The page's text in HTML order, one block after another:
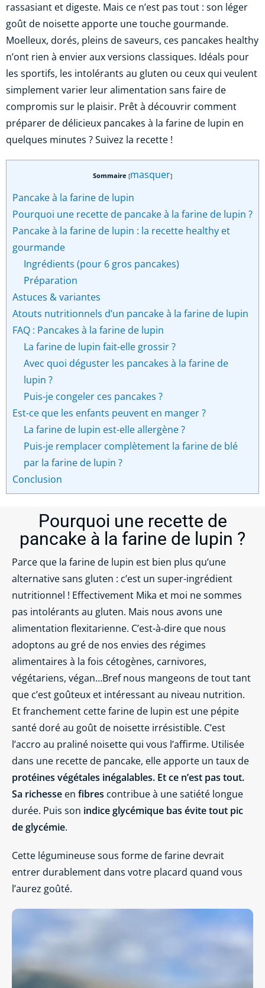
rassasiant et digeste. Mais ce n’est pas tout : son léger
goût de noisette apporte une touche gourmande.
Moelleux, dorés, pleins de saveurs, ces pancakes healthy
n’ont rien à envier aux versions classiques. Idéals pour
les sportifs, les intolérants au gluten ou ceux qui veulent
simplement varier leur alimentation sans faire de
compromis sur le plaisir. Prêt à découvrir comment
préparer de délicieux pancakes à la farine de lupin en
quelques minutes ? Suivez la recette !
Sommaire [masquer]
Pancake à la farine de lupin
Pourquoi une recette de pancake à la farine de lupin ?
Pancake à la farine de lupin : la recette healthy et
gourmande
Ingrédients (pour 6 gros pancakes)
Préparation
Astuces & variantes
Atouts nutritionnels d’un pancake à la farine de lupin
FAQ : Pancakes à la farine de lupin
La farine de lupin fait-elle grossir ?
Avec quoi déguster les pancakes à la farine de
lupin ?
Puis-je congeler ces pancakes ?
Est-ce que les enfants peuvent en manger ?
La farine de lupin est-elle allergène ?
Puis-je remplacer complètement la farine de blé
par la farine de lupin ?
Conclusion
Pourquoi une recette de
pancake à la farine de lupin ?
Parce que la farine de lupin est bien plus qu’une
alternative sans gluten : c’est un super-ingrédient
nutritionnel ! Effectivement Mika et moi ne sommes
pas intolérants au gluten. Mais nous avons une
alimentation flexitarienne. C’est-à-dire que nous
adoptons au gré de nos envies des régimes
alimentaires à la fois cétogènes, carnivores,
végétariens, végan…Bref nous mangeons de tout tant
que c’est goûteux et intéressant au niveau nutrition.
Et franchement cette farine de lupin est une pépite
santé doré au goût de noisette irrésistible. C’est
l’accro au praliné noisette qui vous l’affirme. Utilisée
dans une recette de pancake, elle apporte un taux de
protéines végétales inégalables. Et ce n’est pas tout.
Sa richesse en fibres contribue à une satiété longue
durée. Puis son indice glycémique bas évite tout pic
de glycémie.
Cette légumineuse sous forme de farine devrait
entrer durablement dans votre placard quand vous
l’aurez goûté.